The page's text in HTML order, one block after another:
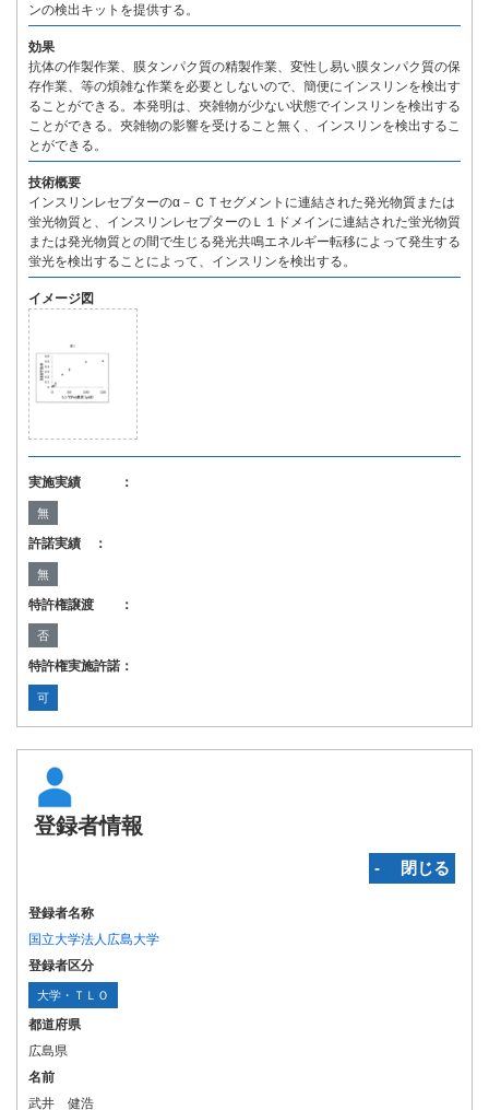
ンの検出キットを提供する。
効果
抗体の作製作業、膜タンパク質の精製作業、変性し易い膜タンパク質の保
存作業、等の煩雑な作業を必要としないので、簡便にインスリンを検出す
ることができる。本発明は、夾雑物が少ない状態でインスリンを検出する
ことができる。夾雑物の影響を受けること無く、インスリンを検出するこ
とができる。
技術概要
インスリンレセプターのα－ＣＴセグメントに連結された発光物質または
蛍光物質と、インスリンレセプターのＬ１ドメインに連結された蛍光物質
または発光物質との間で生じる発光共鳴エネルギー転移によって発生する
蛍光を検出することによって、インスリンを検出する。
イメージ図
実施実績 ：
無
許諾実績 ：
無
特許権譲渡 ：
否
特許権実施許諾：
可
登録者情報
‐ 閉じる
登録者名称
国立大学法人広島大学
登録者区分
大学・ＴＬＯ
都道府県
広島県
名前
武井 健浩